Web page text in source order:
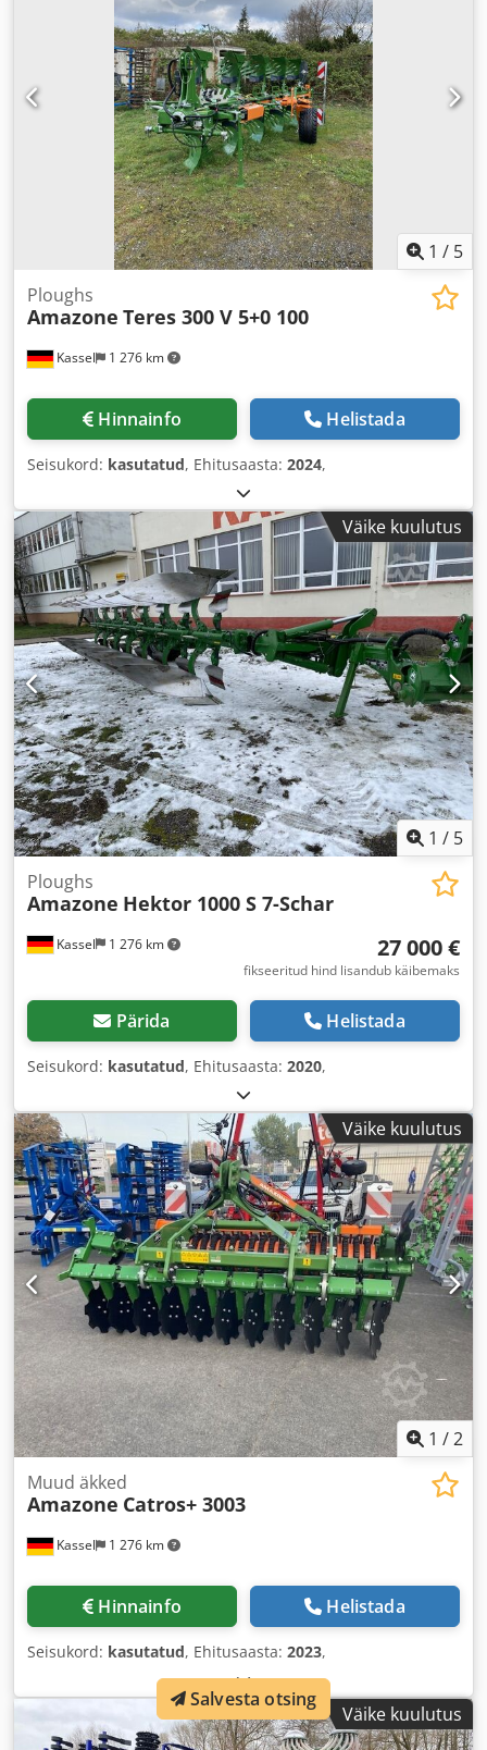
1 / 5
Kassel 1 276 km
Ploughs
Amazone Teres 300 V 5+0 100
Hinnainfo Helistada
Seisukord: kasutatud, Ehitusaasta: 2024,
Väike kuulutus
1 / 5
Kassel 1 276 km
Ploughs
Amazone Hektor 1000 S 7-Schar
27 000 €
fikseeritud hind lisandub käibemaks
Pärida Helistada
Seisukord: kasutatud, Ehitusaasta: 2020,
Väike kuulutus
1 /2
Kassel 1 276 km
Muud äkked
Amazone Catros+ 3003
Hinnainfo Helistada
Seisukord: kasutatud, Ehitusaasta: 2023,
Väike kuulutus
Salvesta otsing